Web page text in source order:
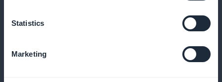
Statistics
Marketing
Veröffentlichen Sie ausführliche Artikel, in denen Sie
die Anatomie der Stimme, gute Atmungspraktiken